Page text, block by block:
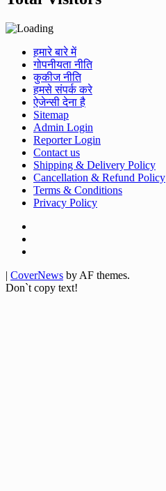
हमारे बारे में
गोपनीयता नीति
कुकीज नीति
हमसे संपर्क करे
ऐजेन्सी देना है
Sitemap
Admin Login
Reporter Login
Contact us
Shipping & Delivery Policy
Cancellation & Refund Policy
Terms & Conditions
Privacy Policy
| CoverNews by AF themes.
Don`t copy text!